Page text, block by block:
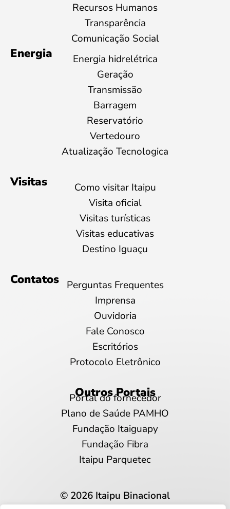
Recursos Humanos
Transparência
Comunicação Social
Energia
Energia hidrelétrica
Geração
Transmissão
Barragem
Reservatório
Vertedouro
Atualização Tecnologica
Visitas
Como visitar Itaipu
Visita oficial
Visitas turísticas
Visitas educativas
Destino Iguaçu
Contatos
Perguntas Frequentes
Imprensa
Ouvidoria
Fale Conosco
Escritórios
Protocolo Eletrônico
Outros Portais
Portal do fornecedor
Plano de Saúde PAMHO
Fundação Itaiguapy
Fundação Fibra
Itaipu Parquetec
© 2026 Itaipu Binacional